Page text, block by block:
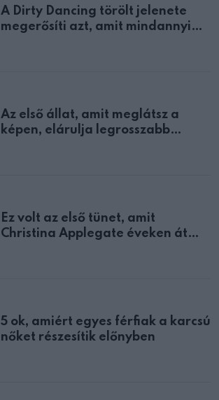
A Dirty Dancing törölt jelenete
megerősíti azt, amit mindannyian
Az első állat, amit meglátsz a
képen, elárulja legrosszabb
Ez volt az első tünet, amit
Christina Applegate éveken át
5 ok, amiért egyes férfiak a karcsú
nőket részesítik előnyben